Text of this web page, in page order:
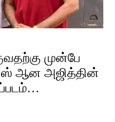
முன்பே
ஆன அஜித்தின்